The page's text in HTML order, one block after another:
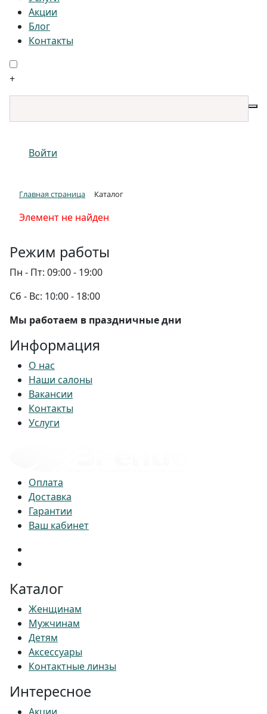
Акции
Блог
Контакты
+
Войти
Главная страница Каталог
Элемент не найден
Режим работы
Пн - Пт: 09:00 - 19:00
Сб - Вс: 10:00 - 18:00
Мы работаем в праздничные дни
Информация
О нас
Наши салоны
Вакансии
Контакты
Услуги
Оплата
Доставка
Гарантии
Ваш кабинет
Каталог
Женщинам
Мужчинам
Детям
Аксессуары
Контактные линзы
Интересное